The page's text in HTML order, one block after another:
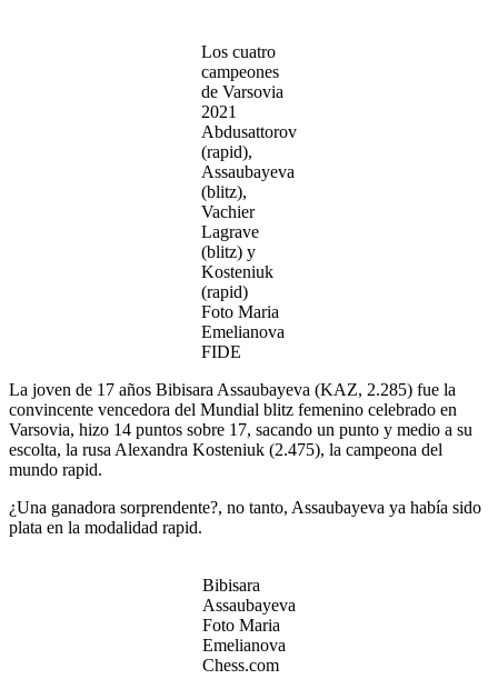
Los cuatro
campeones
de Varsovia
2021
Abdusattorov
(rapid),
Assaubayeva
(blitz),
Vachier
Lagrave
(blitz) y
Kosteniuk
(rapid)
Foto Maria
Emelianova
FIDE
La joven de 17 años Bibisara Assaubayeva (KAZ, 2.285) fue la
convincente vencedora del Mundial blitz femenino celebrado en
Varsovia, hizo 14 puntos sobre 17, sacando un punto y medio a su
escolta, la rusa Alexandra Kosteniuk (2.475), la campeona del
mundo rapid.
¿Una ganadora sorprendente?, no tanto, Assaubayeva ya había sido
plata en la modalidad rapid.
Bibisara
Assaubayeva
Foto Maria
Emelianova
Chess.com